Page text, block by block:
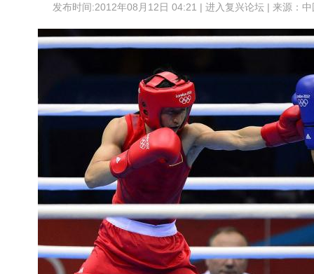
发布时间:2012年08月12日 04:21 | 进入复兴论坛| 来源：